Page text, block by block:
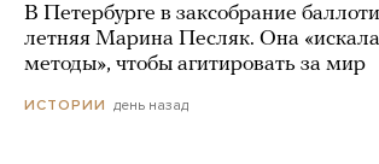
В Петербурге в заксобрание
летняя Марина Песляк. Она
методы», чтобы агитировать за мир
ИСТОРИИ день назад